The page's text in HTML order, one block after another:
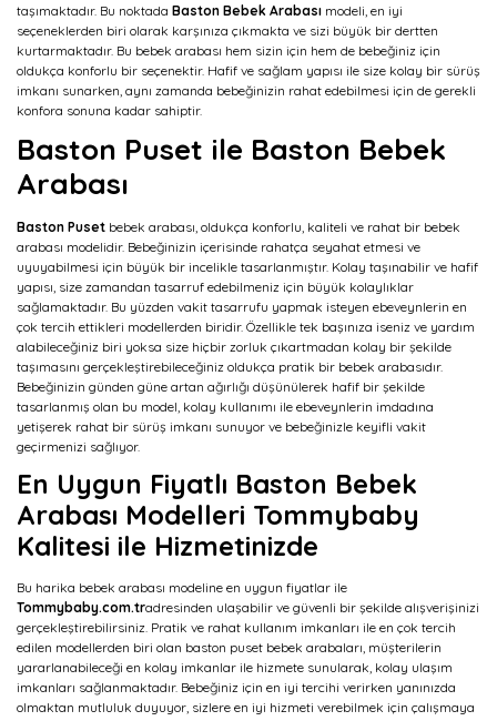
taşımaktadır. Bu noktada Baston Bebek Arabası modeli, en iyi
seçeneklerden biri olarak karşınıza çıkmakta ve sizi büyük bir dertten
kurtarmaktadır. Bu bebek arabası hem sizin için hem de bebeğiniz için
oldukça konforlu bir seçenektir. Hafif ve sağlam yapısı ile size kolay bir sürüş
imkanı sunarken, aynı zamanda bebeğinizin rahat edebilmesi için de gerekli
konfora sonuna kadar sahiptir.
Baston Puset ile Baston Bebek
Arabası
Baston Puset bebek arabası, oldukça konforlu, kaliteli ve rahat bir bebek
arabası modelidir. Bebeğinizin içerisinde rahatça seyahat etmesi ve
uyuyabilmesi için büyük bir incelikle tasarlanmıştır. Kolay taşınabilir ve hafif
yapısı, size zamandan tasarruf edebilmeniz için büyük kolaylıklar
sağlamaktadır. Bu yüzden vakit tasarrufu yapmak isteyen ebeveynlerin en
çok tercih ettikleri modellerden biridir. Özellikle tek başınıza iseniz ve yardım
alabileceğiniz biri yoksa size hiçbir zorluk çıkartmadan kolay bir şekilde
taşımasını gerçekleştirebileceğiniz oldukça pratik bir bebek arabasıdır.
Bebeğinizin günden güne artan ağırlığı düşünülerek hafif bir şekilde
tasarlanmış olan bu model, kolay kullanımı ile ebeveynlerin imdadına
yetişerek rahat bir sürüş imkanı sunuyor ve bebeğinizle keyifli vakit
geçirmenizi sağlıyor.
En Uygun Fiyatlı Baston Bebek
Arabası Modelleri Tommybaby
Kalitesi ile Hizmetinizde
Bu harika bebek arabası modeline en uygun fiyatlar ile
Tommybaby.com.tradresinden ulaşabilir ve güvenli bir şekilde alışverişinizi
gerçekleştirebilirsiniz. Pratik ve rahat kullanım imkanları ile en çok tercih
edilen modellerden biri olan baston puset bebek arabaları, müşterilerin
yararlanabileceği en kolay imkanlar ile hizmete sunularak, kolay ulaşım
imkanları sağlanmaktadır. Bebeğiniz için en iyi tercihi verirken yanınızda
olmaktan mutluluk duyuyor, sizlere en iyi hizmeti verebilmek için çalışmaya